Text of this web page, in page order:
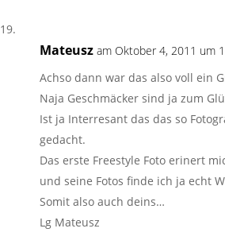
Mateusz am Oktober 4, 2011 um
Achso dann war das also voll ein
Naja Geschmäcker sind ja zum
Ist ja Interresant das das so
gedacht.
Das erste Freestyle Foto erinert
und seine Fotos finde ich ja echt
Somit also auch deins…
Lg Mateusz